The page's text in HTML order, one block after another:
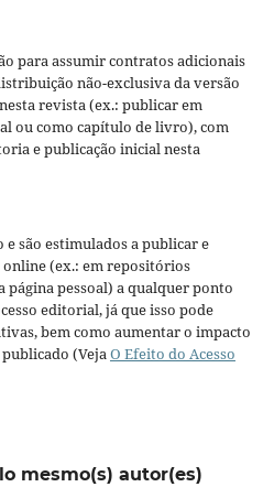
para assumir contratos adicionais
não-exclusiva da versão
revista (ex.: publicar em
ou como capítulo de livro), com
e publicação inicial nesta
são estimulados a publicar e
(ex.: em repositórios
página pessoal) a qualquer ponto
editorial, já que isso pode
bem como aumentar o impacto
(VejaO Efeito do Acesso
mesmo(s) autor(es)